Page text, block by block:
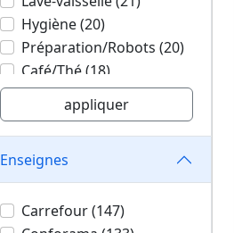
Hygiène (20)
Préparation/Robots (20)
Café/Thé (18)
Mobilité urbaine (3)
Santé (3)
Vin/Bière/Eau (2)
Cuisine/Pâtisserie (1)
Couture (1)
appliquer
Enseignes
Carrefour (147)